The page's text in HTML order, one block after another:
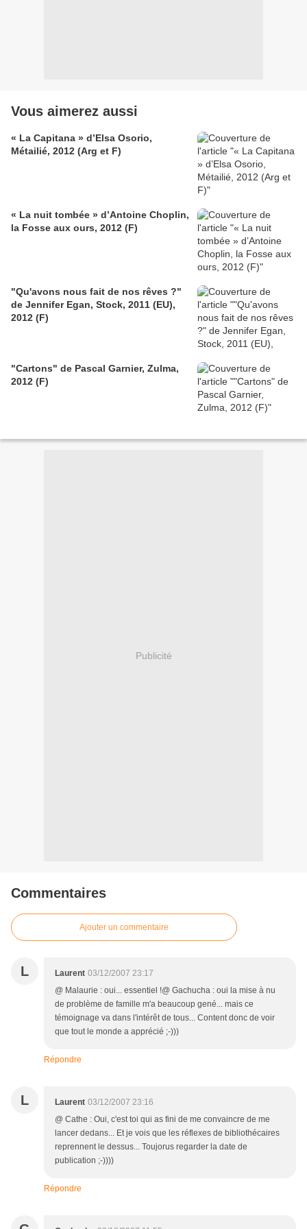
Vous aimerez aussi
« La Capitana » d’Elsa Osorio,
Métailié, 2012 (Arg et F)
« La nuit tombée » d’Antoine Choplin,
la Fosse aux ours, 2012 (F)
"Qu'avons nous fait de nos rêves ?"
de Jennifer Egan, Stock, 2011 (EU),
2012 (F)
"Cartons" de Pascal Garnier, Zulma,
2012 (F)
Publicité
Commentaires
Ajouter un commentaire
L Laurent 03/12/2007 23:17
@ Malaurie : oui... essentiel !@ Gachucha : oui la mise à nu
de problème de famille m'a beaucoup gené... mais ce
témoignage va dans l'intérêt de tous... Content donc de voir
que tout le monde a apprécié ;-)))
Répondre
L Laurent 03/12/2007 23:16
@ Cathe : Oui, c'est toi qui as fini de me convaincre de me
lancer dedans... Et je vois que les réflexes de bibliothécaires
reprennent le dessus... Toujorus regarder la date de
publication ;-))))
Répondre